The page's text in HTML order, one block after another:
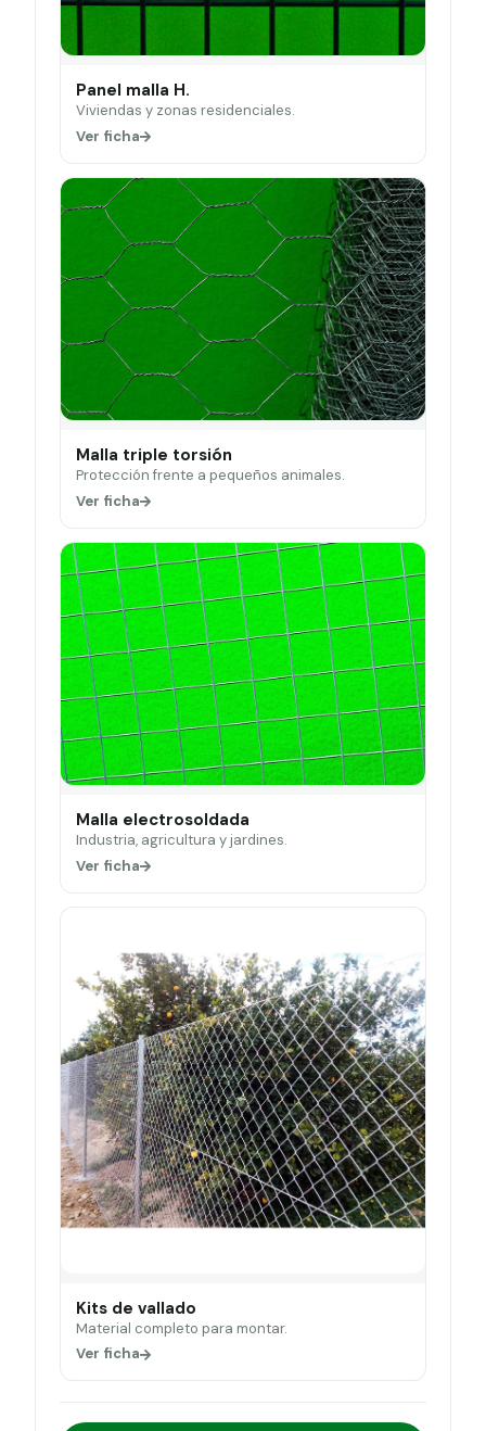
Panel malla H.
Viviendas y zonas residenciales.
Ver ficha
Malla triple torsión
Protección frente a pequeños animales.
Ver ficha
Malla electrosoldada
Industria, agricultura y jardines.
Ver ficha
Kits de vallado
Material completo para montar.
Ver ficha